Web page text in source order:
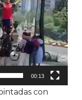
00:13
con